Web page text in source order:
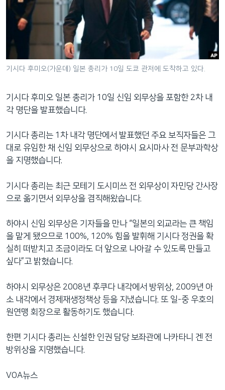
션
로
이
검
색
이
기시다 후미오(가운데) 일본 총리가 10일 도쿄 관저에 도착하고 있다.
기시다 후미오 일본 총리가 10일 신임 외무상을 포함한 2차 내
각 명단을 발표했습니다.
기시다 총리는 1차 내각 명단에서 발표했던 주요 보직자들은 그
대로 유임한 채 신임 외무상으로 하야시 요시마사 전 문부과학상
을 지명했습니다.
기시다 총리는 최근 모테기 도시미쓰 전 외무상이 자민당 간사장
으로 옮기면서 외무상을 겸직해왔습니다.
하야시 신임 외무상은 기자들을 만나 “일본의 외교라는 큰 책임
을 맡게 됐으므로 100%, 120% 힘을 발휘해 기시다 정권을 확
실히 떠받치고 조금이라도 더 앞으로 나아갈 수 있도록 만들고
싶다”고 밝혔습니다.
하야시 외무상은 2008년 후쿠다 내각에서 방위상, 2009년 아
소 내각에서 경제재생정책상 등을 지냈습니다. 또 일-중 우호의
원연맹 회장으로 활동하기도 했습니다.
한편 기시다 총리는 신설한 인권 담당 보좌관에 나카타니 겐 전
방위상을 지명했습니다.
VOA뉴스